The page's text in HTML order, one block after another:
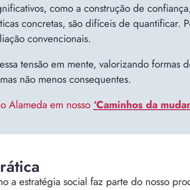
como a construção de
concretas, são difíceis de quantificar.
convencionais.
tensão em mente, valorizando formas
não menos consequentes.
Alameda em nosso ‘Caminhos da
a estratégia social faz parte do nosso